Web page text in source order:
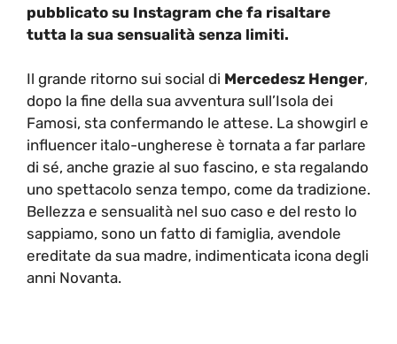
pubblicato su Instagram che fa risaltare
tutta la sua sensualità senza limiti.
Il grande ritorno sui social di Mercedesz Henger,
dopo la fine della sua avventura sull’Isola dei
Famosi, sta confermando le attese. La showgirl e
influencer italo-ungherese è tornata a far parlare
di sé, anche grazie al suo fascino, e sta regalando
uno spettacolo senza tempo, come da tradizione.
Bellezza e sensualità nel suo caso e del resto lo
sappiamo, sono un fatto di famiglia, avendole
ereditate da sua madre, indimenticata icona degli
anni Novanta.